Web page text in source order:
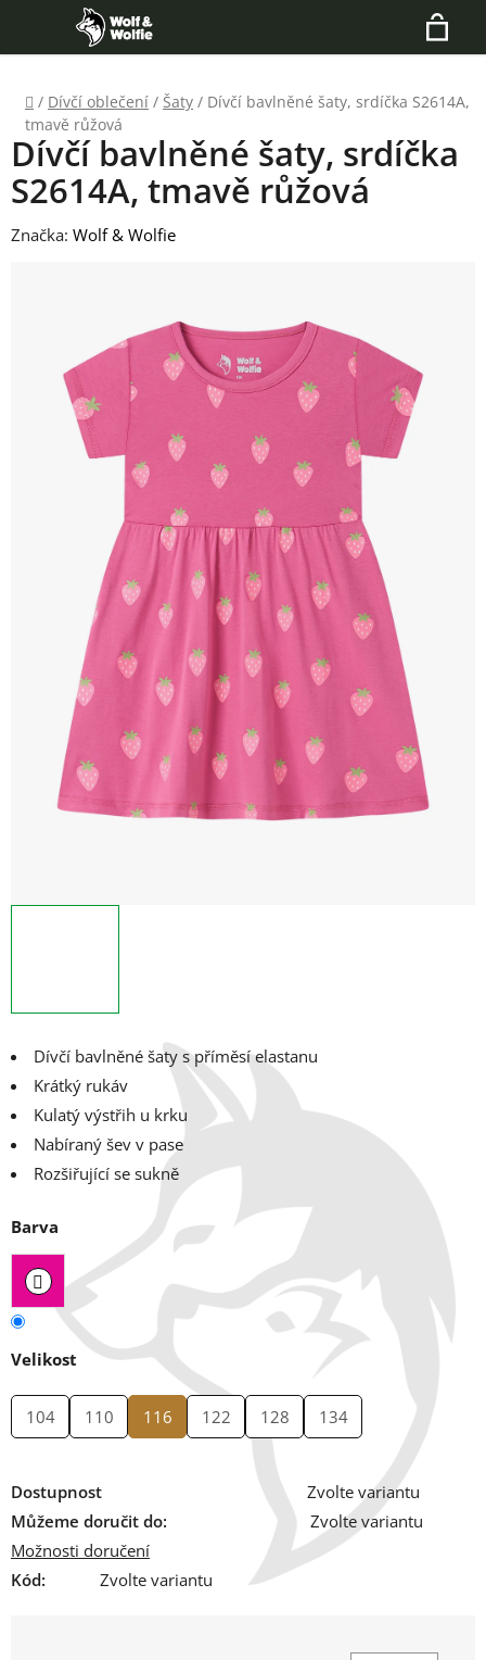
obsah
Hledat
Domů
/ Dívčí oblečení / Šaty / Dívčí bavlněné šaty, srdíčka S2614A,
tmavě růžová
Dívčí bavlněné šaty s příměsí elastanu
Krátký rukáv
Kulatý výstřih u krku
Nabíraný šev v pase
Rozšiřující se sukně
Barva
Velikost
104 110 116 122 128 134
Dostupnost
Zvolte variantu
Můžeme doručit do:
Zvolte variantu
Možnosti doručení
Kód:
Zvolte variantu
Dívčí bavlněné šaty, srdíčka
S2614A, tmavě růžová
Značka: Wolf & Wolfie